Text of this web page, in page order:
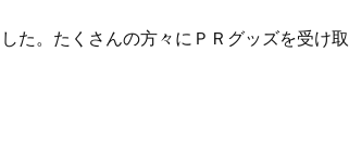
。たくさんの方々にＰＲグッズを受け